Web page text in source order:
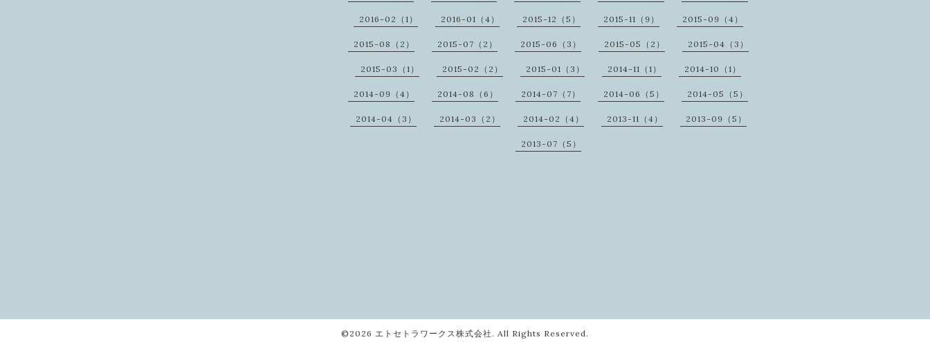
2016-02（1） 2016-01（4） 2015-12（5） 2015-11（9） 2015-09（4）
2015-08（2） 2015-07（2） 2015-06（3） 2015-05（2） 2015-04（3）
2015-03（1） 2015-02（2） 2015-01（3） 2014-11（1） 2014-10（1）
2014-09（4） 2014-08（6） 2014-07（7） 2014-06（5） 2014-05（5）
2014-04（3） 2014-03（2） 2014-02（4） 2013-11（4） 2013-09（5）
2013-07（5）
©2026 エトセトラワークス株式会社 . All Rights Reserved.